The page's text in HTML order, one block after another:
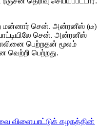
மன்னார் சென். அன்ரனீஸ் (டீ)
சென். அன்ரனீஸ்
பெற்றதன் மூலம்
பெற்றது.
விளையாட்டுக் கழகத்தின்